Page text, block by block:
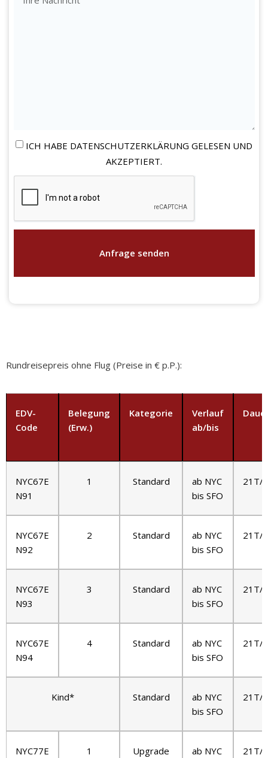
ICH HABE DATENSCHUTZERKLÄRUNG GELESEN UND
AKZEPTIERT.
Anfrage senden
Rundreisepreis ohne Flug (Preise in € p.P.):
EDV-
Code
Belegung
(Erw.)
Kategorie
Verlauf
ab/bis
NYC67E
N91
1 Standard
ab NYC
bis SFO
21T/
NYC67E
N92
2 Standard
ab NYC
bis SFO
21T/
NYC67E
N93
3 Standard
ab NYC
bis SFO
21T/
NYC67E
N94
4 Standard
ab NYC
bis SFO
21T/
Kind* Standard
ab NYC
bis SFO
21T/
NYC77E
1 Upgrade
ab NYC
21T/